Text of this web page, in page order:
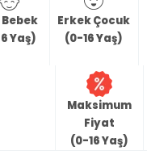
Bebek
Yaş)
Erkek Çocuk
(0-16 Yaş)
Maksimum
Fiyat
(0-16 Yaş)